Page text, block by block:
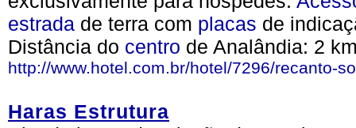
estrada de terra com placas de
Distância do centro de Analândia: 2
http://www.hotel.com.br/hotel/7296/recanto-
Haras Estrutura